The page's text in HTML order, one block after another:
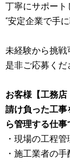
丁寧にサポート
“安定企業で手
未経験から挑戦
是非ご応募くだ
お客様【工務
請け負った工
ら管理する仕事
・現場の工程管
・施工業者の手